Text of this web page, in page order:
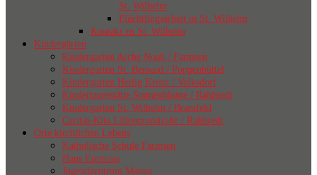
St. Wilhelm
Flüchtlingsarbeit in St. Wilhelm
Kontakt zu St. Wilhelm
Kindergärten
Kindergarten Arche Noah / Farmsen
Kindergarten St. Bernard / Poppenbüttel
Kindergarten Heilig Kreuz / Volksdorf
Kindertagesstätte Sonnenblume / Rahlstedt
Kindergarten St. Wilhelm / Bramfeld
Caritas-Kita Liliencronstraße / Rahlstedt
Orte kirchlichen Lebens
Katholische Schule Farmsen
Haus Emmaus
Jugendzentrum Manna